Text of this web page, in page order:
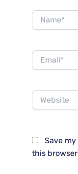
Name*
Email*
Website
Save
this